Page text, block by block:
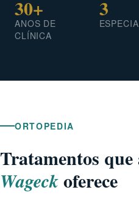
30+
ANOS DE
CLÍNICA
3
ORTOPEDIA
Tratamentos que
Wageckoferece